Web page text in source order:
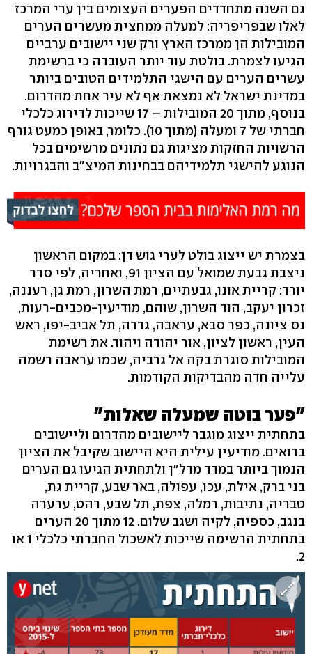
גם השנה מתחדדים הפערים העצומים בין ערי המרכז
לאלו שבפריפריה: למעלה ממחצית מעשרים הערים
המובילות הן ממרכז הארץ ורק שני יישובים ערביים
הגיעו לצמרת. בולטת עוד יותר העובדה כי ברשימת
עשרים הערים עם הישגי התלמידים הטובים ביותר
במדינת ישראל לא נמצאת אף לא עיר אחת מהדרום.
בנוסף, מתוך 20 המובילות – 17 שייכות לדירוג כלכלי
חברתי של 7 ומעלה (מתוך 10). כלומר, באופן כמעט גורף
הרשויות החזקות מציגות גם נתונים מרשימים בכל
הנוגע להישגי תלמידיהם בבחינות המיצ"ב והבגרויות.
בצמרת יש ייצוג בולט לערי גוש דן: במקום הראשון
ניצבת גבעת שמואל עם הציון 91, ואחריה, לפי סדר
יורד: קריית אונו, גבעתיים, רמת השרון, רמת גן, רעננה,
זכרון יעקב, הוד השרון, שוהם, מודיעין-מכבים-רעות,
נס ציונה, כפר סבא, עראבה, גדרה, תל אביב-יפו, ראש
העין, ראשון לציון, אור יהודה ויהוד. את רשימת
המובילות סוגרת בקה אל גרביה, שכמו עראבה רשמה
עלייה חדה מהבדיקות הקודמות.
"פער בוטה שמעלה שאלות"
בתחתית ייצוג מוגבר ליישובים מהדרום וליישובים
בדואים. מודיעין עילית היא היישוב שקיבל את הציון
הנמוך ביותר במדד מדל"ן ולתחתית הגיעו גם הערים
בני ברק, אילת, עכו, עפולה, באר שבע, קריית גת,
טבריה, נתיבות, רמלה, צפת, תל שבע, רהט, ערערה
בנגב, כספיה, לקיה ושגב שלום. 12 מתוך 20 הערים
בתחתית הרשימה שייכות לאשכול החברתי כלכלי 1 או
2.